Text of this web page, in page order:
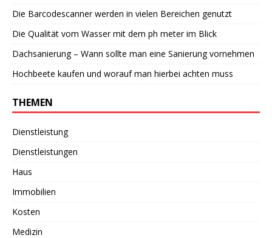
Die Barcodescanner werden in vielen Bereichen genutzt
Die Qualität vom Wasser mit dem ph meter im Blick
Dachsanierung – Wann sollte man eine Sanierung vornehmen
Hochbeete kaufen und worauf man hierbei achten muss
THEMEN
Dienstleistung
Dienstleistungen
Haus
Immobilien
Kosten
Medizin